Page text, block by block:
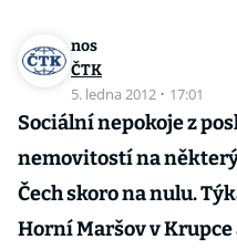
nos
ČTK
5. ledna 2012 · 17:01
Sociální nepokoje z
nemovitostí na
Čech skoro na nulu.
Horní Maršov v